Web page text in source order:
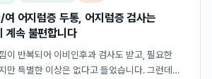
어지럼증 두통, 어지럼증 검사는
계속 불편합니다
이 반복되어 이비인후과 검사도 받고, 필요한
만 특별한 이상은 없다고 들었습니다. 그런데